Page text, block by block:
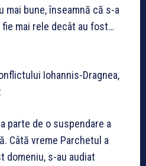
mai bune, înseamnă că s-a
mai rele decât au fost…
Iohannis-Dragnea,
parte de o suspendare a
Câtă vreme Parchetul a
domeniu, s-au audiat